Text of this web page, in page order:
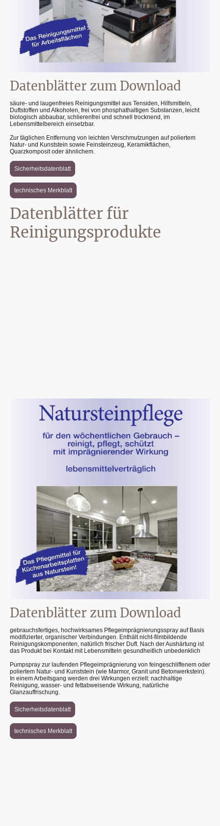
Datenblätter zum Download
säure- und laugenfreies Reinigungsmittel aus Tensiden, Hilfsmitteln,
Duftstoffen und Alkoholen, frei von phosphathaltigen Substanzen, leicht
biologisch abbaubar, schlierenfrei und schnell trocknend, im
Lebensmittelbereich einsetzbar.
Zur täglichen Entfernung von leichten Verschmutzungen auf poliertem
Natur- und Kunststein sowie Feinsteinzeug, Keramikflächen,
Quarzkomposit oder ähnlichem.
Sicherheitsdatenblatt
technisches Merkblatt
Datenblätter für
Reinigungsprodukte
Datenblätter zum Download
gebrauchsfertiges, hochwirksames Pflegeimprägnierungsspray auf Basis
modifizierter, organischer Verbindungen. Enthält nicht-filmbildende
Reinigungskomponenten, natürlich frischer Duft. Nach der Aushärtung ist
das Produkt bei Kontakt mit Lebensmitteln gesundheitlich unbedenklich
Pumpspray zur laufenden Pflegeimprägnierung von feingeschliffenem oder
poliertem Natur- und Kunststein (wie Marmor, Granit und Betonwerkstein).
In einem Arbeitsgang werden drei Wirkungen erzielt: nachhaltige
Reinigung, wasser- und fettabweisende Wirkung, natürliche
Glanzauffrischung.
Sicherheitsdatenblatt
technisches Merkblatt